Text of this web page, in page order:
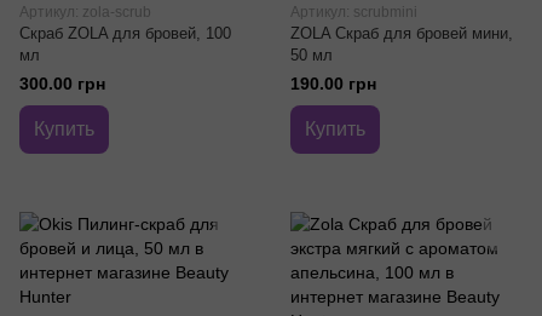
Артикул: zola-scrub
Скраб ZOLA для бровей, 100
мл
300.00 грн
Купить
Артикул: scrubmini
ZOLA Скраб для бровей мини,
50 мл
190.00 грн
Купить